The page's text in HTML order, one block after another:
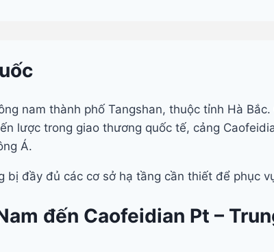
nam thành phố Tangshan, thuộc tỉnh Hà
lược trong giao thương quốc tế, cảng
Á.
bị đầy đủ các cơ sở hạ tầng cần thiết để phục
đến Caofeidian Pt –